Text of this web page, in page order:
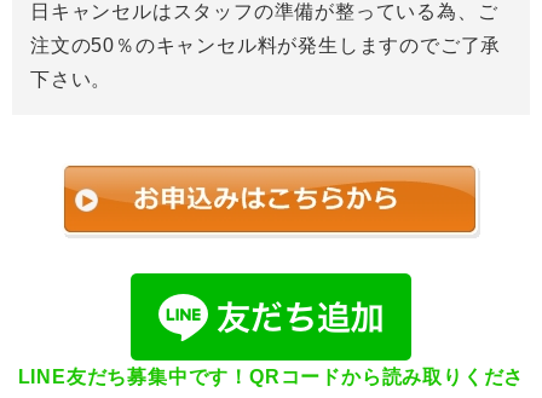
日キャンセルはスタッフの準備が整っている為、ご
注文の50％のキャンセル料が発生しますのでご了承
下さい。
LINE友だち募集中です！QRコードから読み取りくださ